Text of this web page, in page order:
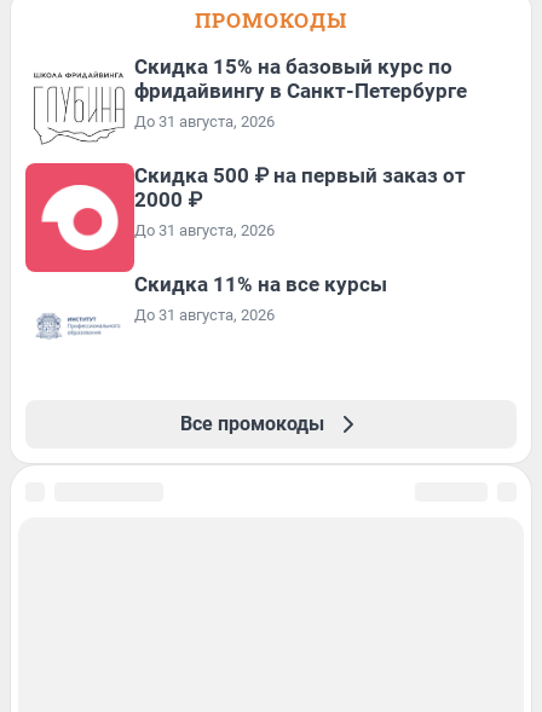
ПРОМОКОДЫ
Скидка 15% на базовый курс по
фридайвингу в Санкт-Петербурге
До 31 августа, 2026
Скидка 500 ₽ на первый заказ от
2000 ₽
До 31 августа, 2026
Скидка 11% на все курсы
До 31 августа, 2026
Все промокоды